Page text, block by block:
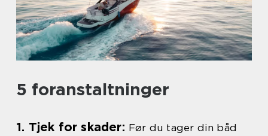
5 foranstaltninger
1. Tjek for skader: Før du tager din båd